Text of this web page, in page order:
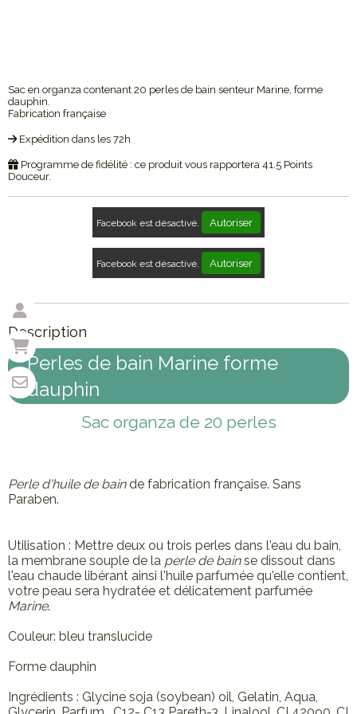
Sac en organza contenant 20 perles de bain senteur Marine, forme
dauphin.
Fabrication française
Expédition dans les 72h
Programme de fidélité : ce produit vous rapportera 41.5 Points
Douceur.
Facebook est désactivé. Autoriser
Facebook est désactivé. Autoriser
Description
Perles de bain Marine forme
dauphin
Sac organza de 20 perles
Perle d'huile de bainde fabrication française. Sans
Paraben.
Utilisation : Mettre deux ou trois perles dans l'eau du bain,
la membrane souple de la perle de bainse dissout dans
l'eau chaude libérant ainsi l'huile parfumée qu'elle contient,
votre peau sera hydratée et délicatement parfumée
Marine.
Couleur: bleu translucide
Forme dauphin
Ingrédients : Glycine soja (soybean) oil, Gelatin, Aqua,